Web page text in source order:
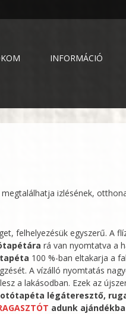
INFORMÁCIÓ
izlésének,
felhelyezésük egyszerű. A
rá van nyomtatva a
100 %-ban eltakarja a
A vízálló nyomtatás
a lakásodban. Ezek az
légáteresztő,
adunk